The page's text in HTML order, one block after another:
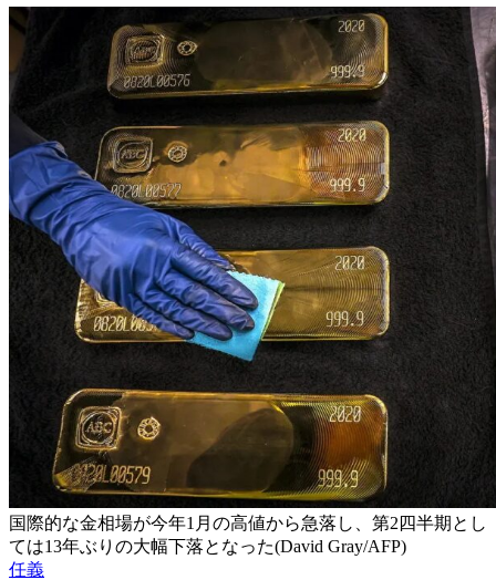
国際的な金相場が今年1月の高値から急落し、第2四半期とし
ては13年ぶりの大幅下落となった(David Gray/AFP)
任義